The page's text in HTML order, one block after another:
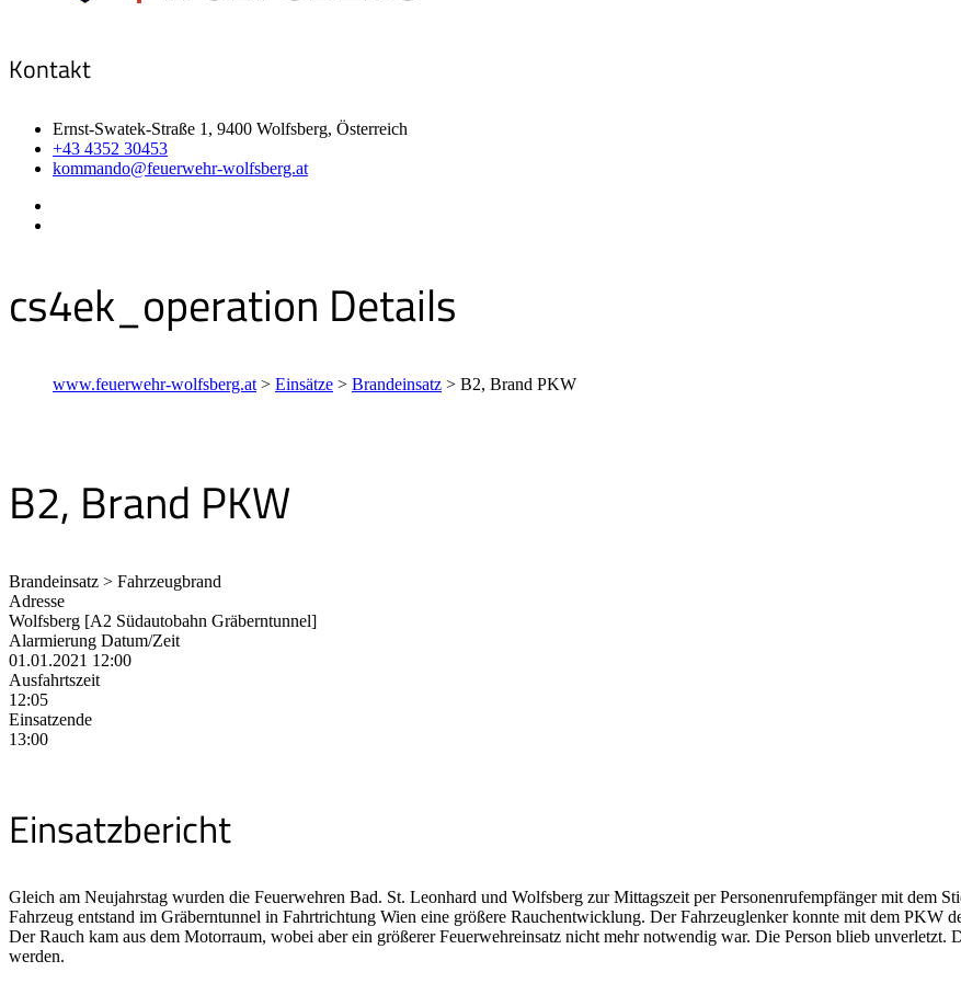
Kontakt
Ernst-Swatek-Straße 1, 9400 Wolfsberg, Österreich
+43 4352 30453
kommando@feuerwehr-wolfsberg.at
cs4ek_operation Details
www.feuerwehr-wolfsberg.at > Einsätze > Brandeinsatz > B2, Brand PKW
B2, Brand PKW
Brandeinsatz > Fahrzeugbrand
Adresse
Wolfsberg [A2 Südautobahn Gräberntunnel]
Alarmierung Datum/Zeit
01.01.2021 12:00
Ausfahrtszeit
12:05
Einsatzende
13:00
Einsatzbericht
Gleich am Neujahrstag wurden die Feuerwehren Bad. St. Leonhard und Wolfsberg zur Mittagszeit per Personenrufempfänger mit dem
Fahrzeug entstand im Gräberntunnel in Fahrtrichtung Wien eine größere Rauchentwicklung. Der Fahrzeuglenker konnte mit dem PKW
Der Rauch kam aus dem Motorraum, wobei aber ein größerer Feuerwehreinsatz nicht mehr notwendig war. Die Person blieb unverletzt.
werden.